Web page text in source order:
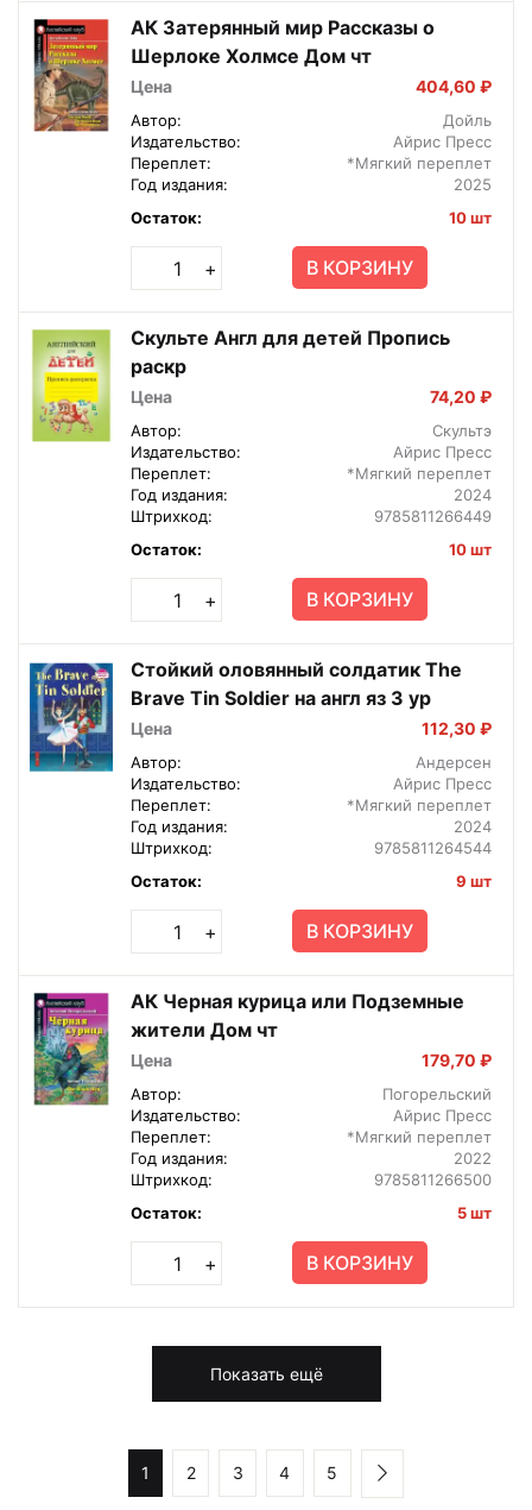
АК Затерянный мир Рассказы о
Шерлоке Холмсе Дом чт
Цена 404,60 ₽
Автор:
Дойль
Издательство:
Айрис Пресс
Переплет:
*Мягкий переплет
Год издания:
2025
Остаток:
10 шт
+ В КОРЗИНУ
Скульте Англ для детей Пропись
раскр
Цена 74,20 ₽
Автор:
Скультэ
Издательство:
Айрис Пресс
Переплет:
*Мягкий переплет
Год издания:
2024
Штрихкод:
9785811266449
Остаток:
10 шт
+ В КОРЗИНУ
Стойкий оловянный солдатик The
Brave Tin Soldier на англ яз 3 ур
Цена 112,30 ₽
Автор:
Андерсен
Издательство:
Айрис Пресс
Переплет:
*Мягкий переплет
Год издания:
2024
Штрихкод:
9785811264544
Остаток:
9 шт
+ В КОРЗИНУ
АК Черная курица или Подземные
жители Дом чт
Цена 179,70 ₽
Автор:
Погорельский
Издательство:
Айрис Пресс
Переплет:
*Мягкий переплет
Год издания:
2022
Штрихкод:
9785811266500
Остаток:
5 шт
+ В КОРЗИНУ
Показать ещё
1 2 3 4 5